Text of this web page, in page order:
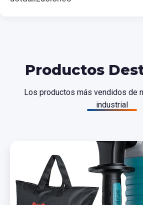
Productos
Los productos más vendidos de
industrial